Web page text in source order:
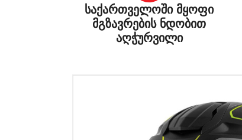
საქართველოში მყოფი
მგზავრების ნდობით
აღჭურვილი